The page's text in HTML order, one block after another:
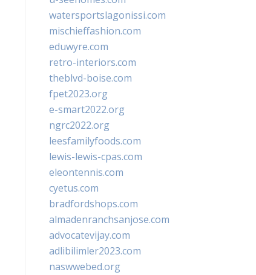
watersportslagonissi.com
mischieffashion.com
eduwyre.com
retro-interiors.com
theblvd-boise.com
fpet2023.org
e-smart2022.org
ngrc2022.org
leesfamilyfoods.com
lewis-lewis-cpas.com
eleontennis.com
cyetus.com
bradfordshops.com
almadenranchsanjose.com
advocatevijay.com
adlibilimler2023.com
naswwebed.org